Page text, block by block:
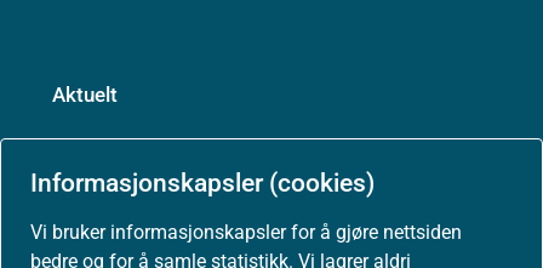
Informasjonskapsler (cookies)
Vi bruker informasjonskapsler for å gjøre nettsiden
bedre og for å samle statistikk. Vi lagrer aldri
Aktuelt
Arrangementer